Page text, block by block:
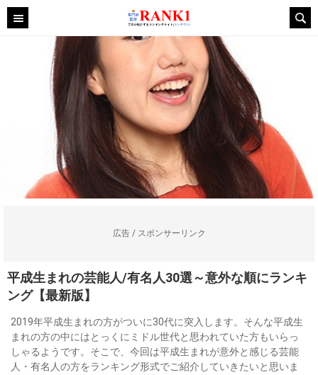
広告 / スポンサーリンク
平成生まれの芸能人/有名人30選～意外な順にランキ
ング【最新版】
2019年平成生まれの方がついに30代に突入します。そんな平成生
まれの方の中にはとっくにミドル世代と思われていた方もいらっ
しゃるようです。そこで、今回は平成生まれが意外と感じる芸能
人・有名人の方をランキング形式でご紹介していきたいと思いま